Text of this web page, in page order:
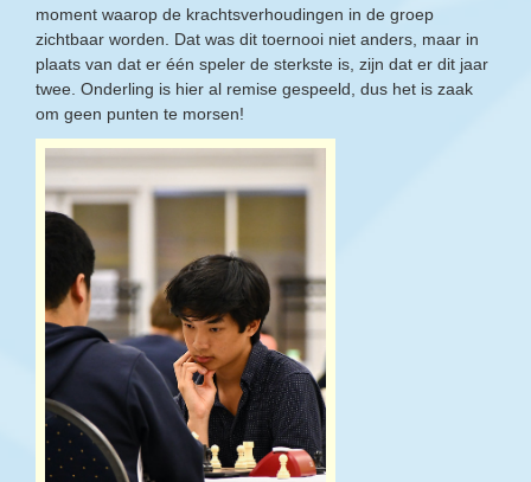
moment waarop de krachtsverhoudingen in de groep
zichtbaar worden. Dat was dit toernooi niet anders, maar in
plaats van dat er één speler de sterkste is, zijn dat er dit jaar
twee. Onderling is hier al remise gespeeld, dus het is zaak
om geen punten te morsen!